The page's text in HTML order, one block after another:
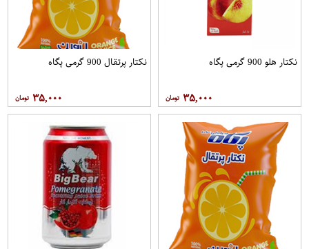
نکتار هلو 900 گرمی پگاه
۳۵,۰۰۰
نکتار پرتقال 900 گرمی پگاه
۳۵,۰۰۰